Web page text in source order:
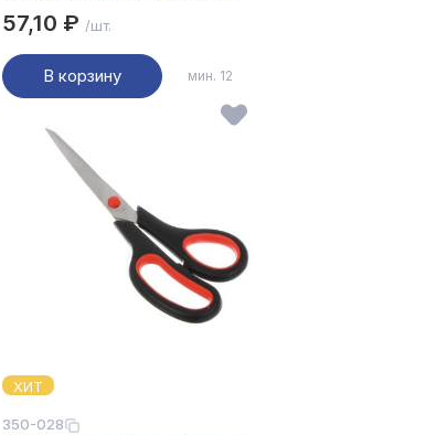
57,10 ₽ /шт.
В корзину мин. 12
ХИТ
350-028